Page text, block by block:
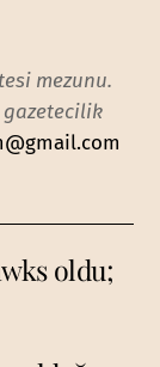
mezunu.
gazetecilik
oldu;